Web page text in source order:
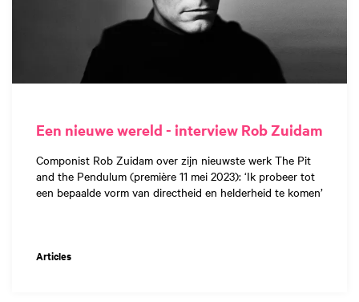
Een nieuwe wereld - interview Rob Zuidam
Componist Rob Zuidam over zijn nieuwste werk The Pit
and the Pendulum (première 11 mei 2023): ‘Ik probeer tot
een bepaalde vorm van directheid en helderheid te komen’
Articles